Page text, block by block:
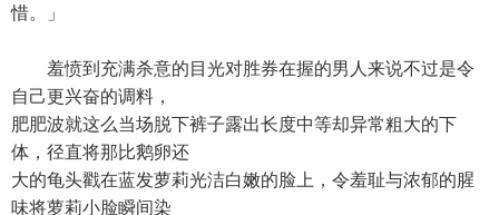
惜。」
羞愤到充满杀意的目光对胜券在握的男人来说不过是令
自己更兴奋的调料，
肥肥波就这么当场脱下裤子露出长度中等却异常粗大的下
体，径直将那比鹅卵还
大的龟头戳在蓝发萝莉光洁白嫩的脸上，令羞耻与浓郁的腥
味将萝莉小脸瞬间染